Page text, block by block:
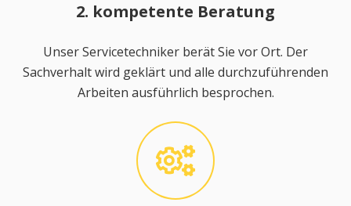
2. kompetente Beratung
Unser Servicetechniker berät Sie vor Ort. Der
Sachverhalt wird geklärt und alle durchzuführenden
Arbeiten ausführlich besprochen.